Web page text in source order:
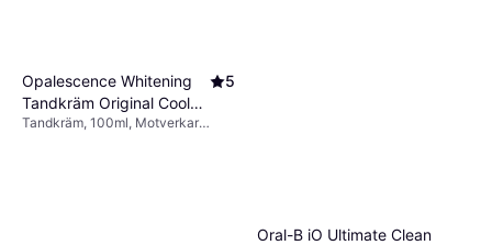
Opalescence Whitening
Tandkräm Original Cool
Mint 100ml
5
Tandkräm, 100ml, Motverkar
Oral-B iO Ultimate Clean
hållbara produkter bidrar du till en bättre miljö
samtidigt som du tar hand om din munhälsa.